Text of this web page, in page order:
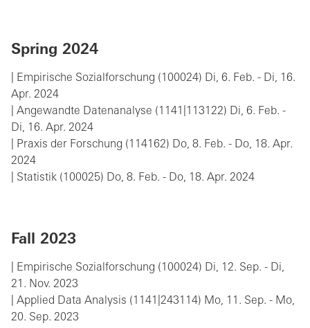
Spring 2024
| Empirische Sozialforschung (100024) Di, 6. Feb. - Di, 16.
Apr. 2024
| Angewandte Datenanalyse (1141|113122) Di, 6. Feb. -
Di, 16. Apr. 2024
| Praxis der Forschung (114162) Do, 8. Feb. - Do, 18. Apr.
2024
| Statistik (100025) Do, 8. Feb. - Do, 18. Apr. 2024
Fall 2023
| Empirische Sozialforschung (100024) Di, 12. Sep. - Di,
21. Nov. 2023
| Applied Data Analysis (1141|243114) Mo, 11. Sep. - Mo,
20. Sep. 2023